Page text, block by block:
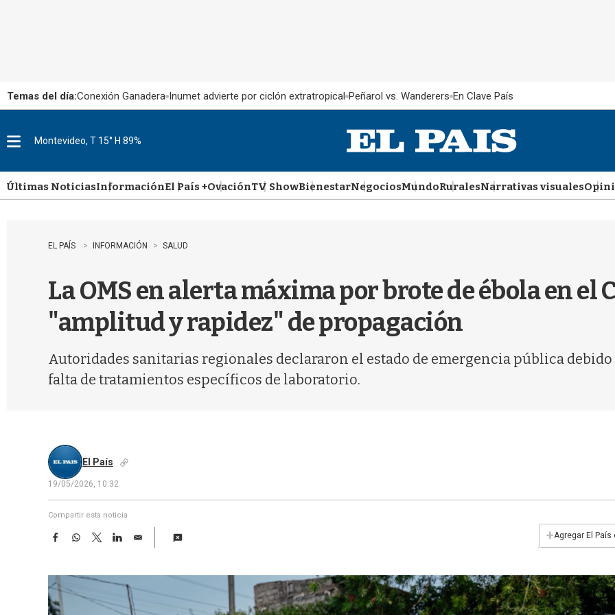
Temas del día:Conexión Ganadera Inumet advierte por ciclón extratropical Peñarol vs. Wanderers En Clave País
u
Montevideo, T 15° H 89%
Últimas NoticiasInformaciónEl País +OvaciónTV ShowBienestarNegociosMundoRuralesNarrativas visuales
EL PAÍS INFORMACIÓN SALUD
La OMS en alerta máxima por brote de ébola en el
"amplitud y rapidez" de propagación
Autoridades sanitarias regionales declararon el estado de emergencia pública
falta de tratamientos específicos de laboratorio.
El País
19/05/2026, 10:32
Compartir esta noticia
F
e
b
o
W
t
A
T
w
t
e
L
k
e
E
i
+Agregar El País